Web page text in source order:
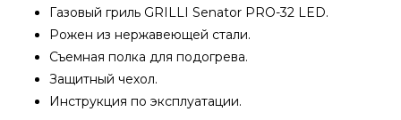
Газовый гриль GRILLI Senator PRO-32 LED.
Рожен из нержавеющей стали.
Съемная полка для подогрева.
Защитный чехол.
Инструкция по эксплуатации.